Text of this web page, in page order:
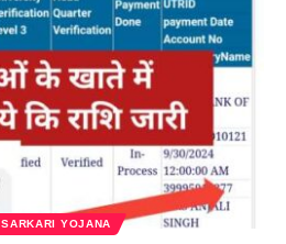
SARKARI YOJANA